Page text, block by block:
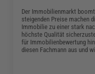
Der Immobilienmarkt
steigenden Preise machen
Immobilie zu einer stark
höchste Qualität
für Immobilienbewertung
diesen Fachmann aus und